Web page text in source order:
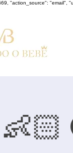
"action_source":